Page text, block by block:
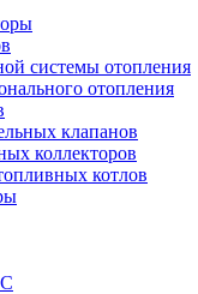
системы отопления
отопления
клапанов
коллекторов
котлов